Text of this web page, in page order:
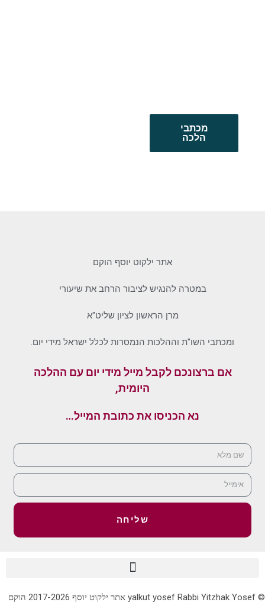
מכתבי
הלכה
אתר ילקוט יוסף הוקם
במטרה להנגיש לציבור הרחב את שיעורי
מרן הראשון לציון שליט"א
ומכתבי השו"ת וההלכות הנמסרות לכלל ישראל מידי יום.
אם ברצונכם לקבל מייל מידי יום עם ההלכה
היומית,
נא הכניסו את כתובת המייל…
שליחה
© yalkut yosef Rabbi Yitzhak Yosef אתר ילקוט יוסף 2017-2026 הוקם